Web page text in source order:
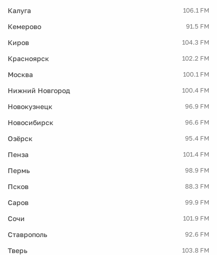
Калуга 106.1 FM
Кемерово 91.5 FM
Киров 104.3 FM
Красноярск 102.2 FM
Москва 100.1 FM
Нижний Новгород 100.4 FM
Новокузнецк 96.9 FM
Новосибирск 96.6 FM
Озёрск 95.4 FM
Пенза 101.4 FM
Пермь 98.9 FM
Псков 88.3 FM
Саров 99.9 FM
Сочи 101.9 FM
Ставрополь 92.6 FM
Тверь 103.8 FM